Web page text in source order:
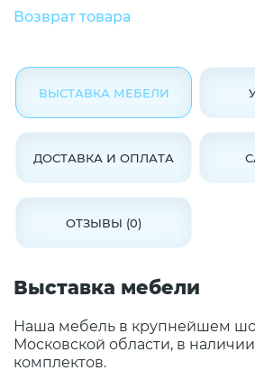
Возврат товара
ВЫСТАВКА МЕБЕЛИ
ДОСТАВКА И ОПЛАТА
ОТЗЫВЫ (0)
Выставка мебели
Наша мебель в крупнейшем
Московской области, в
комплектов.